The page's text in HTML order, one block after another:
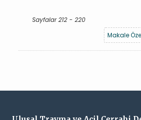
Sayfalar 212 - 220
Makale